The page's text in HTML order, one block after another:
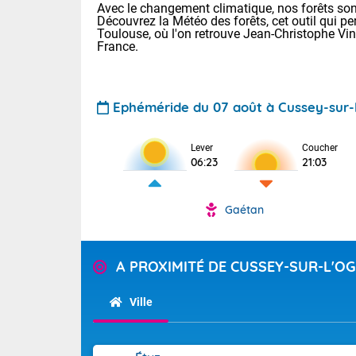
Pour la
Tendance
Avec le changement climatique, nos forêts
Découvrez la Météo des forêts, cet outil qui
Toulouse, où l'on retrouve Jean-Christophe
France.
Ephéméride du 07 août à Cussey-
Lever
06:23
Coucher
21:03
Gaétan
A PROXIMITÉ DE CUSSEY-SUR-
Ville
Voici les
: 18/25 Paris
Clermont-
Lille : 18/26
Cet après-
Calme,
territoire.
mistral